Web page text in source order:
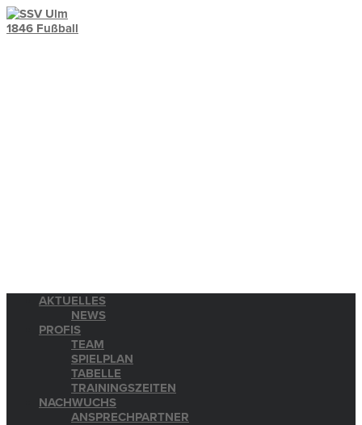
AKTUELLES
NEWS
PROFIS
TEAM
SPIELPLAN
TABELLE
TRAININGSZEITEN
NACHWUCHS
ANSPRECHPARTNER